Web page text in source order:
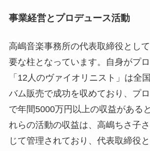
事業経営とプロデュース活動
高嶋音楽事務所の代表取締役とし
要な柱となっています。自身がプ
「12人のヴァイオリニスト」は全
バム販売で成功を収めており、プ
で年間5000万円以上の収益がある
れらの活動の収益は、高嶋ちさ子
じて管理されており、代表取締役